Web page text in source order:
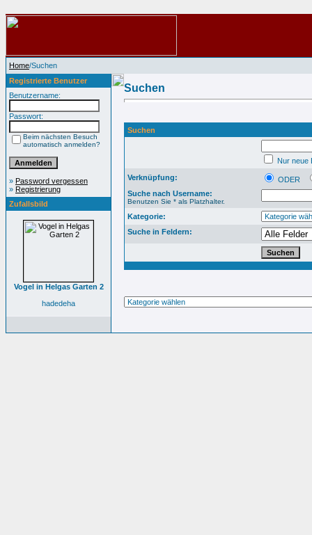
Home/Suchen
Registrierte Benutzer
Benutzername:
Passwort:
Beim nächsten Besuch
automatisch anmelden?
» Password vergessen
» Registrierung
Zufallsbild
Vogel in Helgas Garten 2
hadedeha
Suchen
Suchen
Nur neue
Verknüpfung:
ODER
Suche nach Username:
Benutzen Sie * als Platzhalter.
Kategorie:
Suche in Feldern: